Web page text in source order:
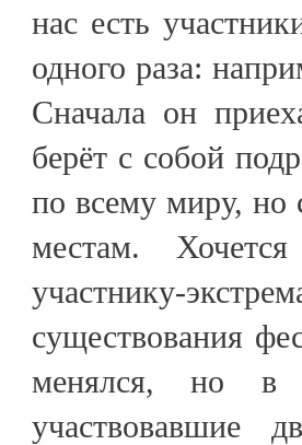
нас есть
одного раза:
Сначала он
берёт с собой
по всему миру, но
местам.
участнику-
существования
менялся, но в